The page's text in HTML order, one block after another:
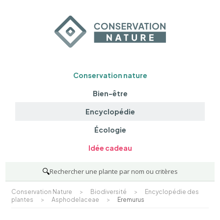
Conservation nature
Bien-être
Encyclopédie
Écologie
Idée cadeau
🔍Rechercher une plante par nom ou critères
Conservation Nature > Biodiversité >
Encyclopédie des
plantes
> Asphodelaceae > Eremurus